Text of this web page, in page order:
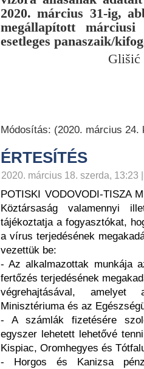
2020. március 31-ig,
megállapított márciusi
esetleges panaszaik/
Glišić
Módosítás: (2020. március 24.
ÉRTESÍTÉS
2020. március 18. szerda, 13:23
POTISKI VODOVODI-TISZA
Köztársaság valamennyi
tájékoztatja a fogyasztókat,
a vírus terjedésének
vezettük be:
- Az alkalmazottak munkája
fertőzés terjedésének
végrehajtásával, amelyet
Minisztériuma és az
- A számlák fizetésére
egyszer lehetett lehetővé
Kispiac, Oromhegyes és
- Horgos és Kanizsa